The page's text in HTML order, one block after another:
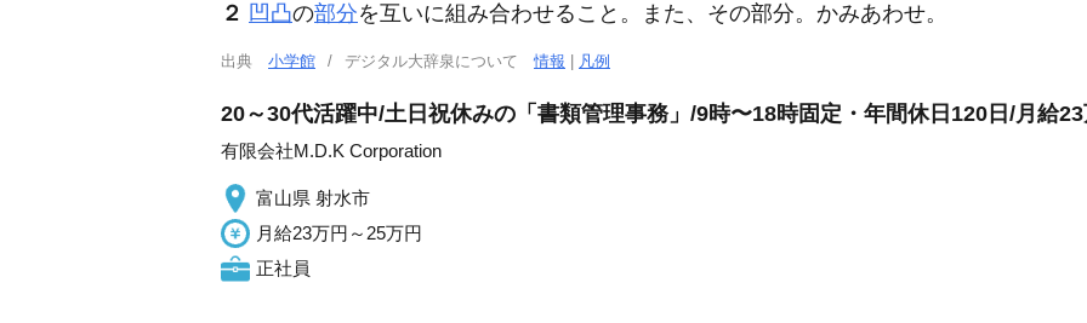
２ 凹凸の部分を互いに組み合わせること。また、その部分。かみあわせ。
出典 小学館 デジタル大辞泉について情報 凡例
20～30代活躍中/土日祝休みの「書類管理事務」/9時〜18時固定・年間休日120日/月給
有限会社M.D.K Corporation
富山県 射水市
月給23万円～25万円
正社員